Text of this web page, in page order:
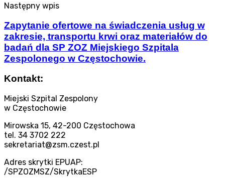
Następny wpis
Zapytanie ofertowe na świadczenia usług w
zakresie, transportu krwi oraz materiałów do
badań dla SP ZOZ Miejskiego Szpitala
Zespolonego w Częstochowie.
Kontakt:
Miejski Szpital Zespolony
w Częstochowie
Mirowska 15, 42-200 Częstochowa
tel. 34 3702 222
sekretariat@zsm.czest.pl
Adres skrytki EPUAP:
/SPZOZMSZ/SkrytkaESP